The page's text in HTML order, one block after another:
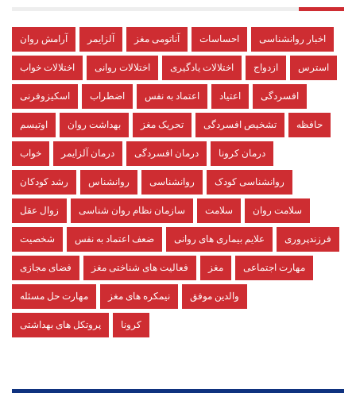
آرامش روان آلزایمر آناتومی مغز احساسات اخبار روانشناسی
اختلالات خواب اختلالات روانی اختلالات یادگیری ازدواج استرس
اسکیزوفرنی اضطراب اعتماد به نفس اعتیاد افسردگی
اوتیسم بهداشت روان تحریک مغز تشخیص افسردگی حافظه
خواب درمان آلزایمر درمان افسردگی درمان کرونا
رشد کودکان روانشناس روانشناسی روانشناسی کودک
زوال عقل سازمان نظام روان شناسی سلامت سلامت روان
شخصیت ضعف اعتماد به نفس علایم بیماری های روانی فرزندپروری
فضای مجازی فعالیت های شناختی مغز مغز مهارت اجتماعی
مهارت حل مسئله نیمکره های مغز والدین موفق
پروتکل های بهداشتی کرونا